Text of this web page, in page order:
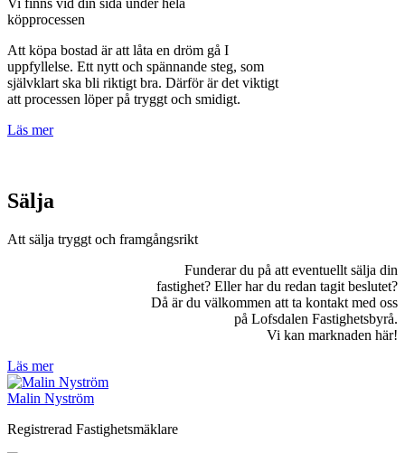
Vi finns vid din sida under hela
köpprocessen
Att köpa bostad är att låta en dröm gå I
uppfyllelse. Ett nytt och spännande steg, som
självklart ska bli riktigt bra. Därför är det viktigt
att processen löper på tryggt och smidigt.
Läs mer
Sälja
Att sälja tryggt och framgångsrikt
Funderar du på att eventuellt sälja din
fastighet? Eller har du redan tagit beslutet?
Då är du välkommen att ta kontakt med oss
på Lofsdalen Fastighetsbyrå.
Vi kan marknaden här!
Läs mer
Malin Nyström
Registrerad Fastighetsmäklare